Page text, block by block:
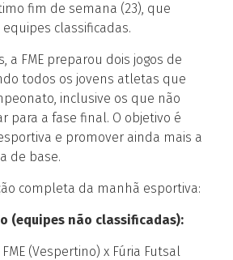
fim de semana (23), que
classificadas.
a FME preparou dois jogos de
todos os jovens atletas que
inclusive os que não
para a fase final. O objetivo é
e promover ainda mais a
de base.
completa da manhã esportiva:
(equipes não classificadas):
(Vespertino) x Fúria Futsal